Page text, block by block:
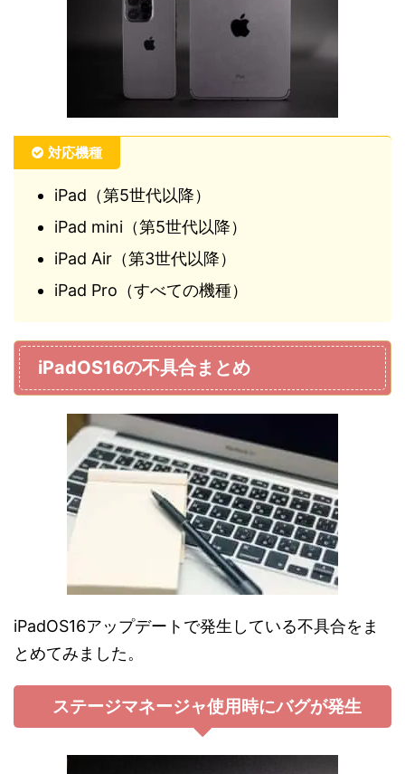
対応機種
iPad（第5世代以降）
iPad mini（第5世代以降）
iPad Air（第3世代以降）
iPad Pro（すべての機種）
iPadOS16の不具合まとめ
iPadOS16アップデートで発生している不具合をま
とめてみました。
ステージマネージャ使用時にバグが発生